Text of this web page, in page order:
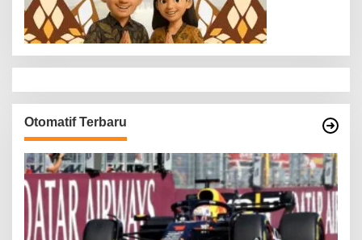
Otomatif Terbaru